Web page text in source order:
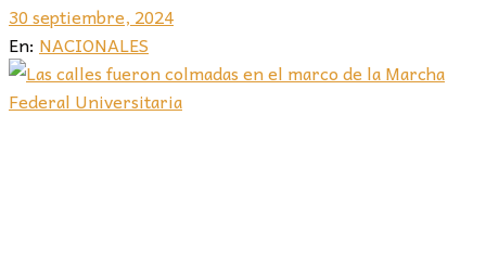
30 septiembre, 2024
En: NACIONALES